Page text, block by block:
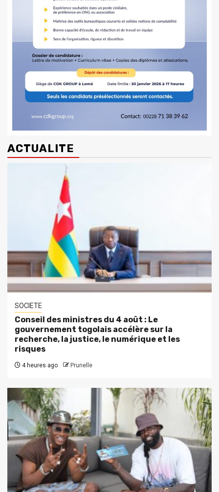
ACTUALITE
SOCIETE
Conseil des ministres du 4 août : Le
gouvernement togolais accélère sur la
recherche, la justice, le numérique et les
risques
4 heures ago Prunelle